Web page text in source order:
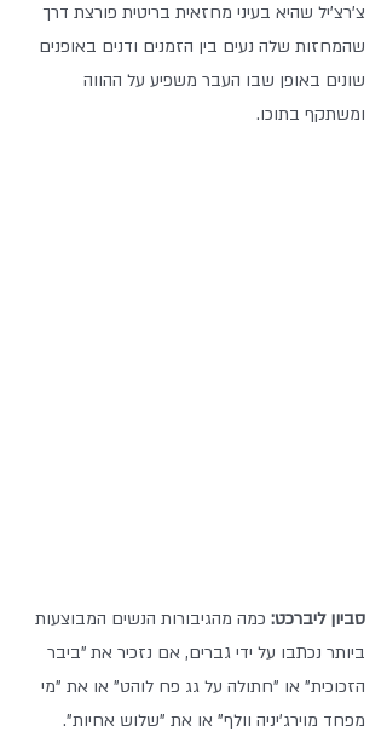
צ'רצ'יל שהיא בעיני מחזאית בריטית פורצת דרך
שהמחזות שלה נעים בין הזמנים ודנים באופנים
שונים באופן שבו העבר משפיע על ההווה
ומשתקף בתוכו.
סביון ליברכט: כמה מהגיבורות הנשים המבוצעות
ביותר נכתבו על ידי גברים, אם נזכיר את "ביבר
הזכוכית" או "חתולה על גג פח לוהט" או את "מי
מפחד מוירג'יניה וולף" או את "שלוש אחיות".